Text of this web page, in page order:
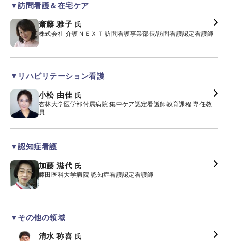
▼訪問看護＆在宅ケア
齋藤 雅子 氏
株式会社 介護ＮＥＸＴ 訪問看護事業部長/訪問看護認定看護師
▼リハビリテーション看護
小松 由佳 氏
杏林大学医学部付属病院 集中ケア認定看護師教育課程 専任教
員
▼認知症看護
加藤 滋代 氏
藤田医科大学病院 認知症看護認定看護師
▼その他の領域
清水 称喜 氏